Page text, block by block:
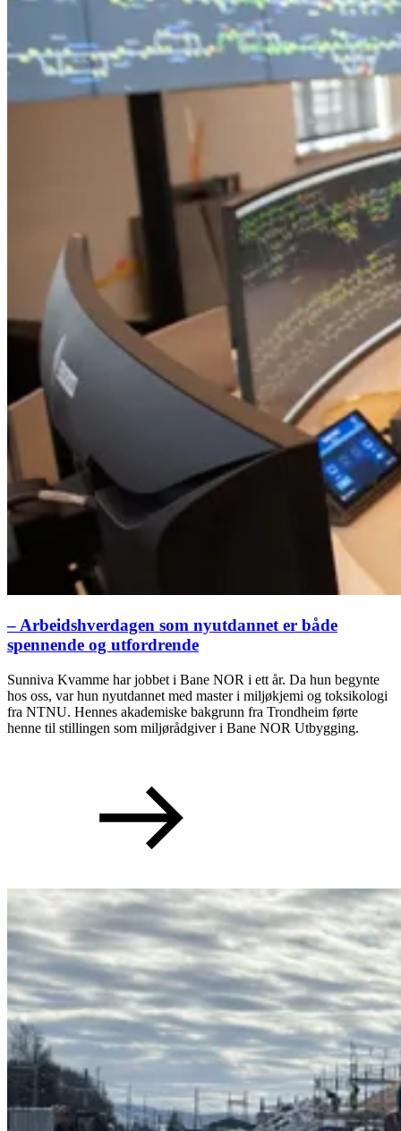
– Arbeidshverdagen som nyutdannet er både
spennende og utfordrende
Sunniva Kvamme har jobbet i Bane NOR i ett år. Da hun begynte
hos oss, var hun nyutdannet med master i miljøkjemi og toksikologi
fra NTNU. Hennes akademiske bakgrunn fra Trondheim førte
henne til stillingen som miljørådgiver i Bane NOR Utbygging.